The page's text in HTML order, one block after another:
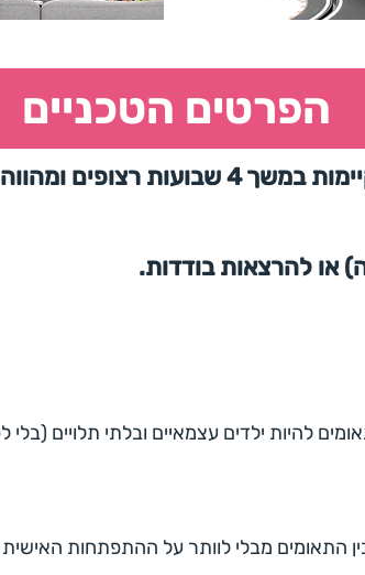
הפרטים הטכניים
הסדרה כוללת 4 הרצאות שמתקיימות במשך 4
או להרצאות בודדות.
להיות ילדים עצמאיים ובלתי תלויים
התאומים מבלי לוותר על ההתפתחות